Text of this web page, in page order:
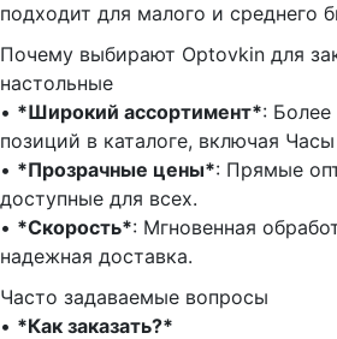
подходит для малого и среднего
Почему выбирают Optovkin для
настольные
•⁠ ⁠ *Широкий ассортимент*:
позиций в каталоге, включая
•⁠ ⁠ *Прозрачные цены*: Прямые
доступные для всех.
•⁠ ⁠ *Скорость*: Мгновенная
надежная доставка.
Часто задаваемые вопросы
•⁠ ⁠*Как заказать?*